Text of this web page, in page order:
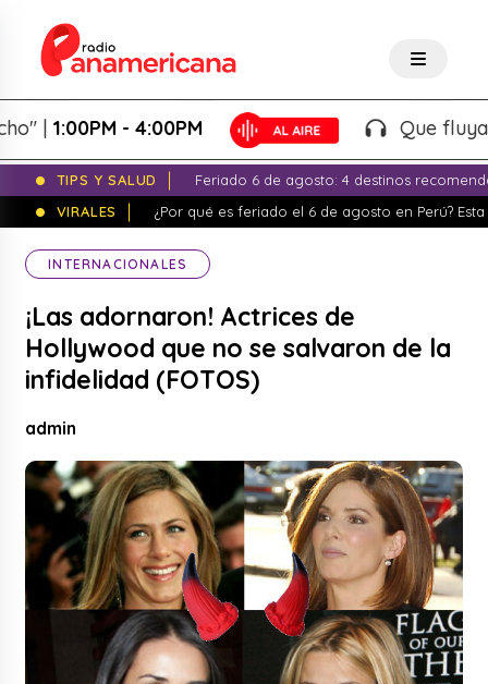
|1:00PM - 4:00PM Que fluya la
TIPS Y SALUD
Feriado 6 de agosto: 4 destinos
VIRALES
¿Por qué es feriado el 6 de agosto en Perú?
INTERNACIONALES
¡Las adornaron! Actrices de
Hollywood que no se salvaron de la
infidelidad (FOTOS)
admin